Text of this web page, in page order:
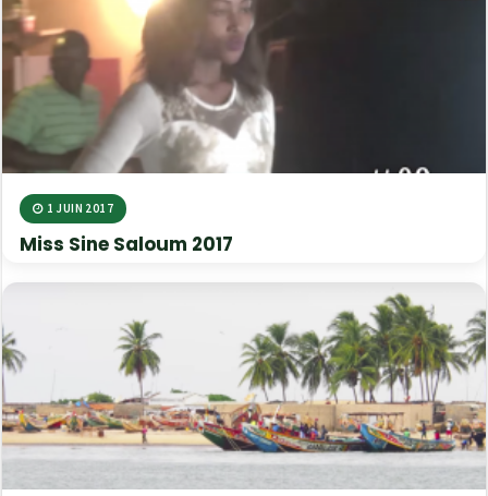
Miss Sine Saloum 2017
1 JUIN 2017